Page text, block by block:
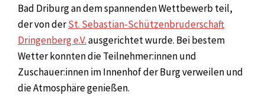
Bad Driburg an dem spannenden Wettbewerb teil,
der von derSt. Sebastian-Schützenbruderschaft
Dringenberg e.V.ausgerichtet wurde. Bei bestem
Wetter konnten die Teilnehmer:innen und
Zuschauer:innen im Innenhof der Burg verweilen und
die Atmosphäre genießen.